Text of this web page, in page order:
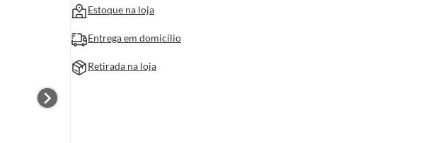
Estoque na loja
Entrega em domicílio
Retirada na loja